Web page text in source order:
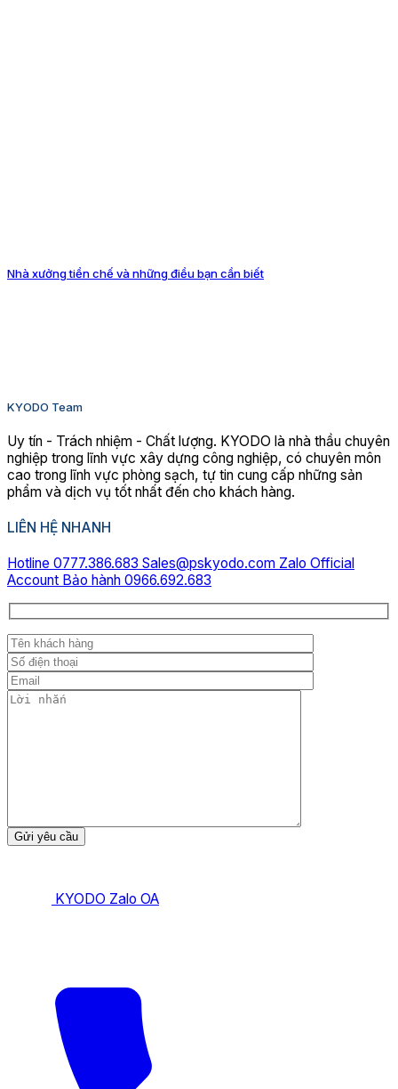
Nhà xưởng tiền chế và những điều bạn cần biết
KYODO Team
Uy tín - Trách nhiệm - Chất lượng. KYODO là nhà thầu chuyên
nghiệp trong lĩnh vực xây dựng công nghiệp, có chuyên môn
cao trong lĩnh vực phòng sạch, tự tin cung cấp những sản
phẩm và dịch vụ tốt nhất đến cho khách hàng.
LIÊN HỆ NHANH
Hotline 0777.386.683 Sales@pskyodo.com Zalo Official
Account Bảo hành 0966.692.683
KYODO Zalo OA